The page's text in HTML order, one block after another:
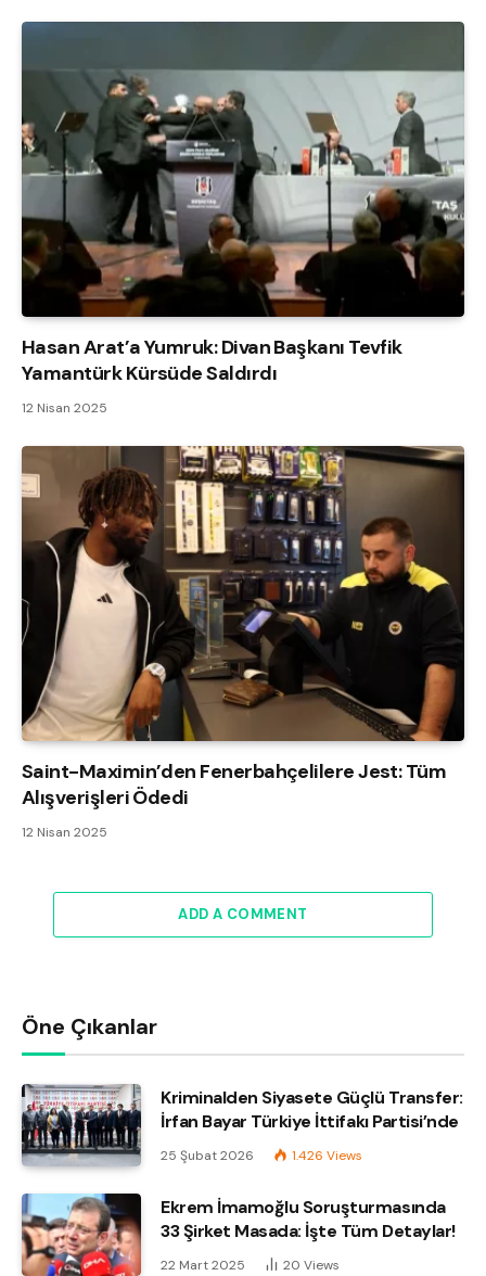
Hasan Arat’a Yumruk: Divan Başkanı Tevfik
Yamantürk Kürsüde Saldırdı
12 Nisan 2025
Saint-Maximin’den Fenerbahçelilere Jest: Tüm
Alışverişleri Ödedi
12 Nisan 2025
ADD A COMMENT
Öne Çıkanlar
Kriminalden Siyasete Güçlü Transfer:
İrfan Bayar Türkiye İttifakı Partisi’nde
25 Şubat 2026 1.426 Views
Ekrem İmamoğlu Soruşturmasında
33 Şirket Masada: İşte Tüm Detaylar!
22 Mart 2025 20 Views